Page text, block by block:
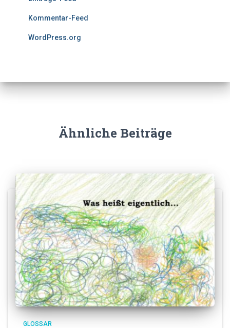
Kommentar-Feed
WordPress.org
Ähnliche Beiträge
GLOSSAR